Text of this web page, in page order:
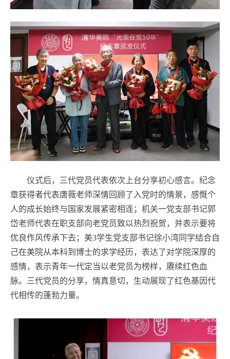
仪式后，三代党员代表依次上台分享初心感言。纪念
章获得者代表唐薇老师深情回顾了入党时的情景，感慨个
人的成长始终与国家发展紧密相连；机关一党支部书记郭
岱老师代表在职支部向老党员致以热烈祝贺，并表示要将
优良作风传承下去；美3学生党支部书记徐小湾同学结合自
己在美院从本科到博士的求学经历，表达了对学院深厚的
感情，表示青年一代定当以老党员为榜样，赓续红色血
脉。三代党员的分享，情真意切，生动展现了红色基因代
代相传的蓬勃力量。